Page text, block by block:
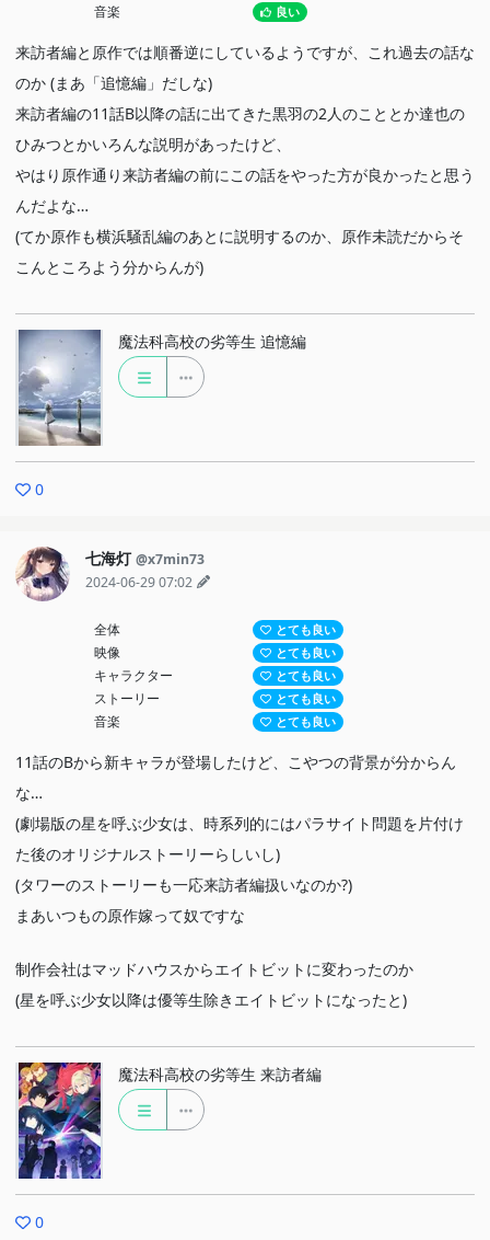
音楽 良い
来訪者編と原作では順番逆にしているようですが、これ過去の話な
のか (まあ「追憶編」だしな)
来訪者編の11話B以降の話に出てきた黒羽の2人のこととか達也の
ひみつとかいろんな説明があったけど、
やはり原作通り来訪者編の前にこの話をやった方が良かったと思う
んだよな…
(てか原作も横浜騒乱編のあとに説明するのか、原作未読だからそ
こんところよう分からんが)
魔法科高校の劣等生 追憶編
0
七海灯 @x7min73
2024-06-29 07:02
全体 とても良い
映像 とても良い
キャラクター とても良い
ストーリー とても良い
音楽 とても良い
11話のBから新キャラが登場したけど、こやつの背景が分からん
な…
(劇場版の星を呼ぶ少女は、時系列的にはパラサイト問題を片付け
た後のオリジナルストーリーらしいし)
(タワーのストーリーも一応来訪者編扱いなのか?)
まあいつもの原作嫁って奴ですな
制作会社はマッドハウスからエイトビットに変わったのか
(星を呼ぶ少女以降は優等生除きエイトビットになったと)
魔法科高校の劣等生 来訪者編
0